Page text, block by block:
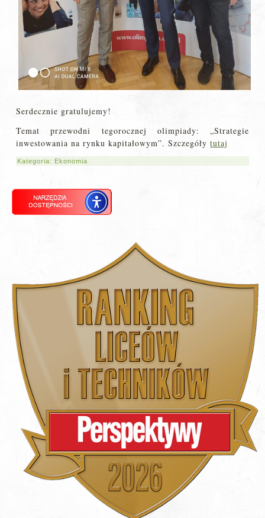
Serdecznie gratulujemy!
Temat przewodni tegorocznej olimpiady: „Strategie
inwestowania na rynku kapitałowym”. Szczegółytutaj
Kategoria: Ekonomia